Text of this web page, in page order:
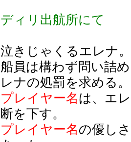
ディリ出航所にて
泣きじゃくるエレナ
船員は構わず問い詰
レナの処罰を求める。
プレイヤー名は、エ
断を下す。
プレイヤー名の優し